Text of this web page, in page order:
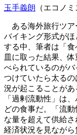
玉手義朗 （エコノミ
ある海外旅行ツア
バイキング形式が
する中、筆者は「
皿に取った結果、
べられているのが
つけていたら太る
況が起こることがあ
「過剰流動性」は
どの食事だ。「流
な量を超えて供給さ
経済状況を見なが